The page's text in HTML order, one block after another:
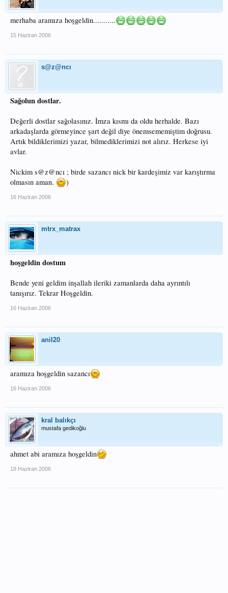
merhaba aramıza hoşgeldin...........
15 Haziran 2006
s@z@ncı
Sağolun dostlar.
Değerli dostlar sağolasınız. İmza kısmı da oldu herhalde. Bazı
arkadaşlarda görmeyince şart değil diye önemsememiştim doğrusu.
Artık bildiklerimizi yazar, bilmediklerimizi not alırız. Herkese iyi
avlar.
Nickim s@z@ncı ; birde sazancı nick bir kardeşimiz var karıştırma
olmasın aman.
)
16 Haziran 2006
mtrx_matrax
hoşgeldin dostum
Bende yeni geldim inşallah ileriki zamanlarda daha ayrıntılı
tanışırız. Tekrar Hoşgeldin.
16 Haziran 2006
anil20
aramıza hoşgeldin sazancı
16 Haziran 2006
kral balıkçı
mustafa gedikoğlu
ahmet abi aramıza hoşgeldin
18 Haziran 2006